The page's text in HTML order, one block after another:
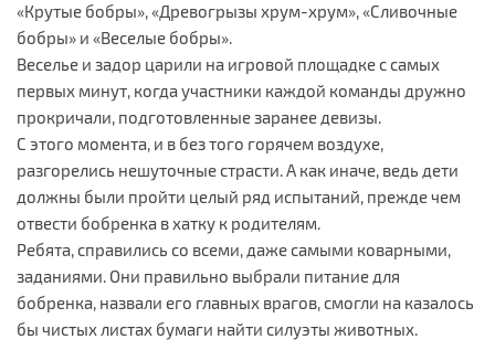
«Крутые бобры», «Древогрызы хрум-хрум», «Сливочные
бобры» и «Веселые бобры».
Веселье и задор царили на игровой площадке с самых
первых минут, когда участники каждой команды дружно
прокричали, подготовленные заранее девизы.
С этого момента, и в без того горячем воздухе,
разгорелись нешуточные страсти. А как иначе, ведь дети
должны были пройти целый ряд испытаний, прежде чем
отвести бобренка в хатку к родителям.
Ребята, справились со всеми, даже самыми коварными,
заданиями. Они правильно выбрали питание для
бобренка, назвали его главных врагов, смогли на казалось
бы чистых листах бумаги найти силуэты животных.